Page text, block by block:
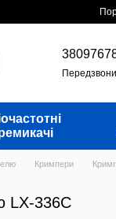
Кримпери
LX-336C